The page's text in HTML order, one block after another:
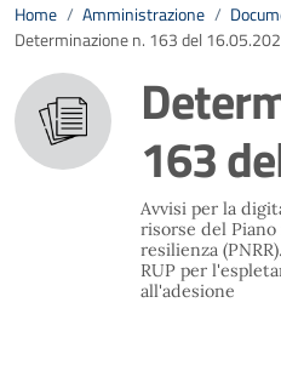
Home / Amministrazione /
Determinazione n. 163 del
163
Avvisi per la
risorse del
resilienza
RUP per
all'adesione